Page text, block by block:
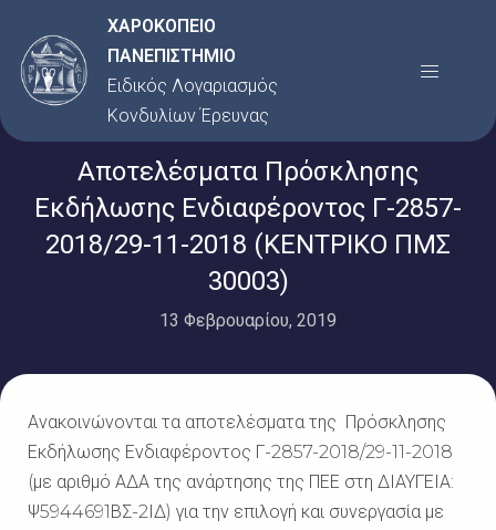
στο
περιεχόμενο
ΧΑΡΟΚΟΠΕΙΟ
ΠΑΝΕΠΙΣΤΗΜΙΟ
Ειδικός Λογαριασμός
Κονδυλίων Έρευνας
Menu
Αποτελέσματα Πρόσκλησης
Εκδήλωσης Ενδιαφέροντος Γ-2857-
2018/29-11-2018 (ΚΕΝΤΡΙΚΟ ΠΜΣ
30003)
13 Φεβρουαρίου, 2019
Ανακοινώνονται τα αποτελέσματα της Πρόσκλησης
Εκδήλωσης Ενδιαφέροντος Γ-2857-2018/29-11-2018
(με αριθμό ΑΔΑ της ανάρτησης της ΠΕΕ στη ΔΙΑΥΓΕΙΑ:
Ψ5944691ΒΣ-2ΙΔ) για την επιλογή και συνεργασία με